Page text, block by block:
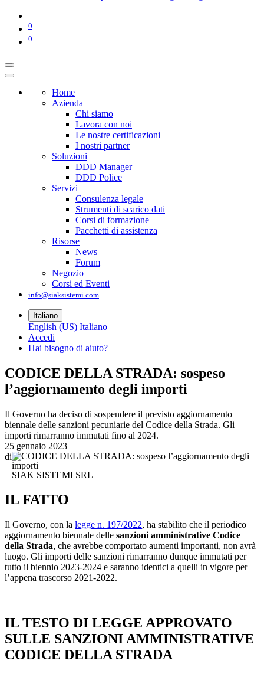
0
0
Home
Azienda
Chi siamo
Lavora con noi
Le nostre certificazioni
I nostri partner
Soluzioni
DDD Manager
DDD Police
Servizi
Consulenza legale
Strumenti di scarico dati
Corsi di formazione
Pacchetti di assistenza
Risorse
News
Forum
Negozio
Corsi ed Eventi
info@siaksistemi.com
Italiano
English (US) Italiano
Accedi
Hai bisogno di aiuto?
CODICE DELLA STRADA: sospeso
l’aggiornamento degli importi
Il Governo ha deciso di sospendere il previsto aggiornamento
biennale delle sanzioni pecuniarie del Codice della Strada. Gli
importi rimarranno immutati fino al 2024.
25 gennaio 2023
di
SIAK SISTEMI SRL
IL FATTO
Il Governo, con la legge n. 197/2022, ha stabilito che il periodico
aggiornamento biennale delle sanzioni amministrative Codice
della Strada, che avrebbe comportato aumenti importanti, non avrà
luogo. Gli importi delle sanzioni rimarranno dunque immutati per
tutto il biennio 2023-2024 e saranno identici a quelli in vigore per
l’appena trascorso 2021-2022.
IL TESTO DI LEGGE APPROVATO
SULLE SANZIONI AMMINISTRATIVE
CODICE DELLA STRADA